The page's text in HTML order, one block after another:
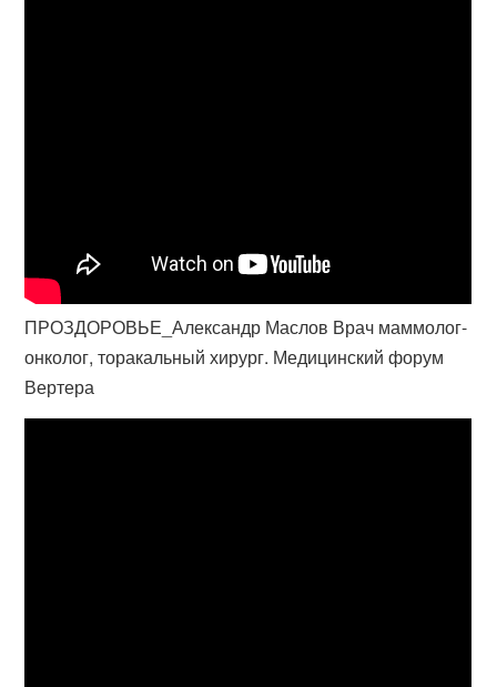
ПРОЗДОРОВЬЕ_Александр Маслов Врач маммолог-
онколог, торакальный хирург. Медицинский форум
Вертера